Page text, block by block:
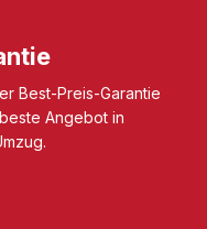
Best-Preis-Garantie
Angebot in